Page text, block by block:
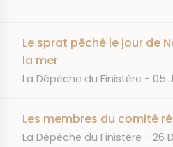
Le sprat pêché le jour de
la mer
JOURNAL
La Dépêche du Finistère DATE
05
Les membres du comité
JOURNAL
La Dépêche du Finistère DATE
26